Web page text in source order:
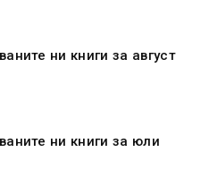
ни книги за август
ни книги за юли